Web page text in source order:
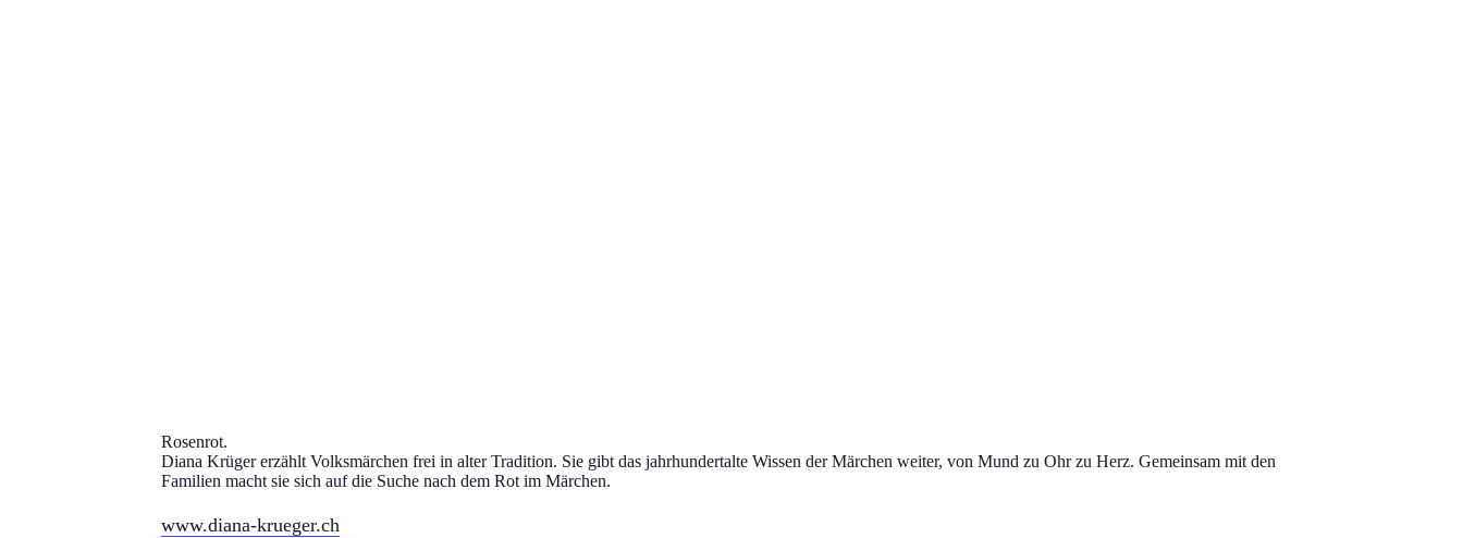
Rosenrot.
Diana Krüger erzählt Volksmärchen frei in alter Tradition. Sie gibt das jahrhundertalte Wissen der Märchen weiter, von Mund zu Ohr zu Herz. Gemeinsam mit den
Familien macht sie sich auf die Suche nach dem Rot im Märchen.
www.diana-krueger.ch